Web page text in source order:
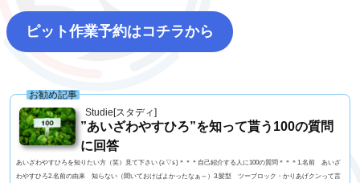
ピット作業予約はコチラから
Studie[スタディ]
お勧め記事
”あいざわやすひろ”を知って貰う100の質問
に回答
あいざわやすひろを知りたい方（笑）見て下さい (≧▽≦)＊＊＊自己紹介する人に100の質問＊＊＊1.名前 あいざ
わやすひろ2.名前の由来 知らない（聞いておけばよかったなぁ～）3.髪型 ツーブロック・かりあげクンって言